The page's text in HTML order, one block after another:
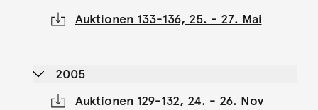
Auktionen 133-136, 25. - 27. Mai
2005
Auktionen 129-132, 24. - 26. Nov